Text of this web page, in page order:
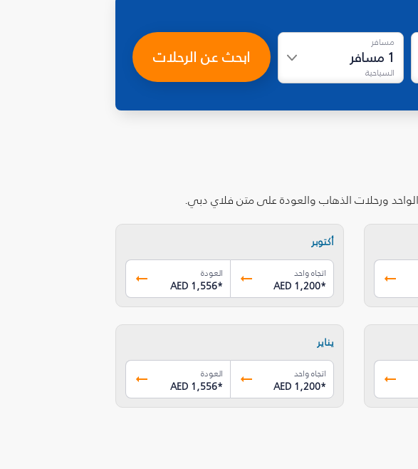
مسافر
1 مسافر
السياحية
ابحث عن الرحلات
أكتوبر
اتجاه واحد
AED 1,200*
العودة
AED 1,556*
يناير
اتجاه واحد
AED 1,200*
العودة
AED 1,556*